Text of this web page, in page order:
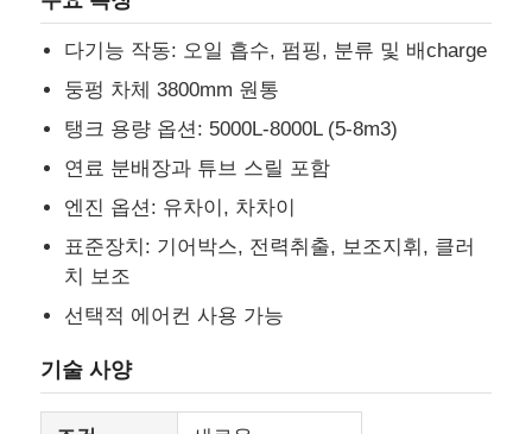
연료 유조선 트럭
ISO (국제 표준화 기구) 탱크 용기
위생 청소용 트럭
냉장 박스 트럭
하크 팔 쓰레기 트럭
다기능 작동: 오일 흡수, 펌핑, 분류 및 배charge
둥펑 차체 3800mm 원통
탱크 용량 옵션: 5000L-8000L (5-8m3)
연료 분배장과 튜브 스릴 포함
엔진 옵션: 유차이, 차차이
표준장치: 기어박스, 전력취출, 보조지휘, 클러
치 보조
선택적 에어컨 사용 가능
기술 사양